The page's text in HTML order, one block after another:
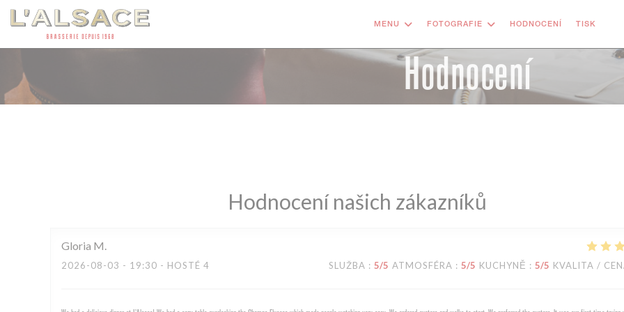
Panel pro správu cookies
MENU FOTOGRAFIE HODNOCENÍ
TISK
Hodnocení
Hodnocení našich zákazníků
Gloria M
2026-08-03 - 19:30 - HOSTÉ 4 SLUŽBA : 5/5 ATMOSFÉRA : 5/5 KUCHYNĚ : 5/5 KVALITA /